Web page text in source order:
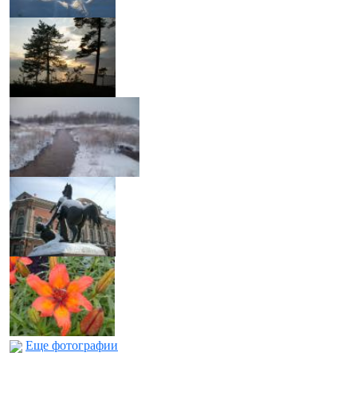
Еще фотографии